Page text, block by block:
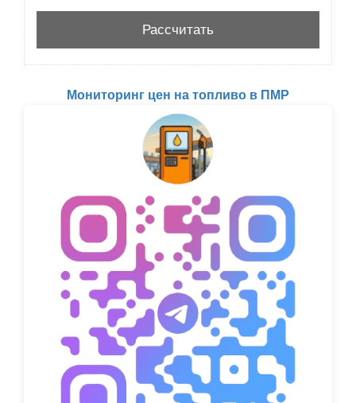
Мониторинг цен на топливо в ПМР